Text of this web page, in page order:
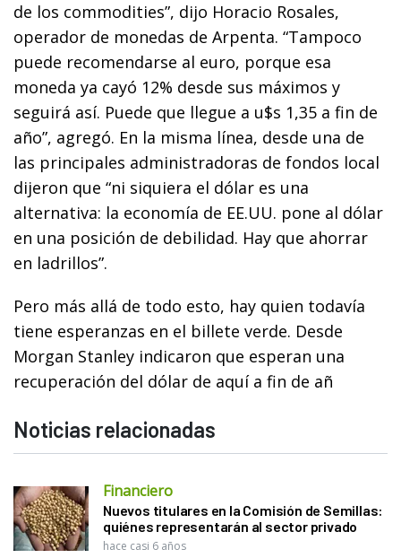
de los commodities”, dijo Horacio Rosales,
operador de monedas de Arpenta. “Tampoco
puede recomendarse al euro, porque esa
moneda ya cayó 12% desde sus máximos y
seguirá así. Puede que llegue a u$s 1,35 a fin de
año”, agregó. En la misma línea, desde una de
las principales administradoras de fondos local
dijeron que “ni siquiera el dólar es una
alternativa: la economía de EE.UU. pone al dólar
en una posición de debilidad. Hay que ahorrar
en ladrillos”.
Pero más allá de todo esto, hay quien todavía
tiene esperanzas en el billete verde. Desde
Morgan Stanley indicaron que esperan una
recuperación del dólar de aquí a fin de añ
Noticias relacionadas
Financiero
Nuevos titulares en la Comisión de Semillas:
quiénes representarán al sector privado
hace casi 6 años